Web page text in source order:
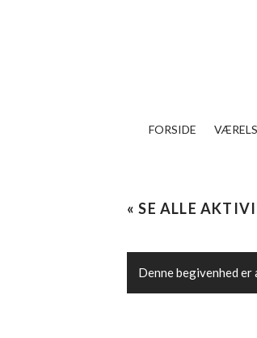
FORSIDE
« SE ALLE
Denne begivenhed